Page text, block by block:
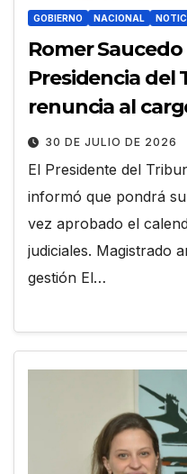
GOBIERNO NACIONAL
Romer
Presidencia del
renuncia al
30 DE JULIO DE 2026
El Presidente del
informó que pondrá
vez aprobado el
judiciales. Magistrado
gestión El…